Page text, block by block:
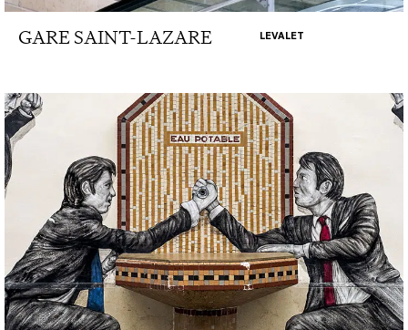
GARE SAINT-LAZARE LEVALET